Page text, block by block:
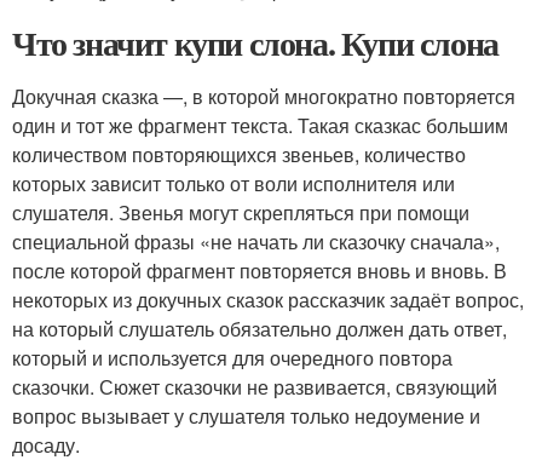
Что значит купи слона. Купи слона
Докучная сказка —, в которой многократно повторяется
один и тот же фрагмент текста. Такая сказкас большим
количеством повторяющихся звеньев, количество
которых зависит только от воли исполнителя или
слушателя. Звенья могут скрепляться при помощи
специальной фразы «не начать ли сказочку сначала»,
после которой фрагмент повторяется вновь и вновь. В
некоторых из докучных сказок рассказчик задаёт вопрос,
на который слушатель обязательно должен дать ответ,
который и используется для очередного повтора
сказочки. Сюжет сказочки не развивается, связующий
вопрос вызывает у слушателя только недоумение и
досаду.